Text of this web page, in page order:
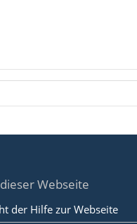
Webseite
der Hilfe zur Webseite